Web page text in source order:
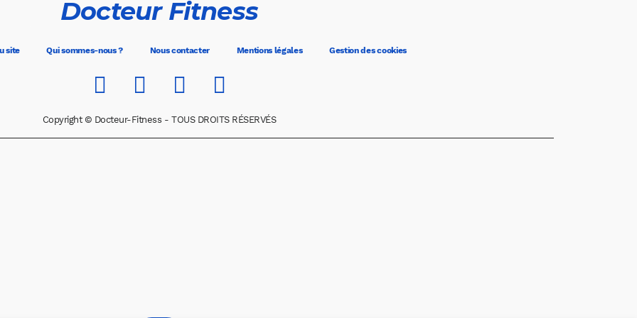
Docteur Fitness
site Qui sommes-nous ? Nous contacter Mentions légales Gestion des cookies
Copyright © Docteur-Fitness - TOUS DROITS RÉSERVÉS